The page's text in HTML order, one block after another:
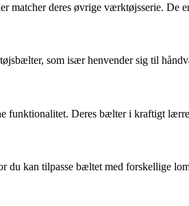
matcher deres øvrige værktøjsserie. De
som især henvender sig til
funktionalitet. Deres bælter i kraftigt
du kan tilpasse bæltet med forskellige